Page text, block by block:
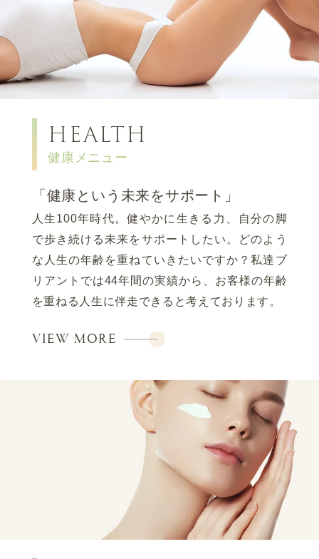
HEALTH
健康メニュー
「健康という未来をサポート」
人生100年時代。健やかに生きる力、自分の脚
で歩き続ける未来をサポートしたい。 どのよう
な人生の年齢を重ねていきたいですか？私達ブ
リアントでは44年間の実績から、お客様の年齢
を重ねる人生に伴走できると考えております。
VIEW MORE